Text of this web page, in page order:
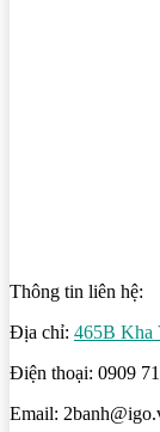
Thông tin liên hệ:
Địa chỉ: 465B Kha
Điện thoại: 0909
Email: